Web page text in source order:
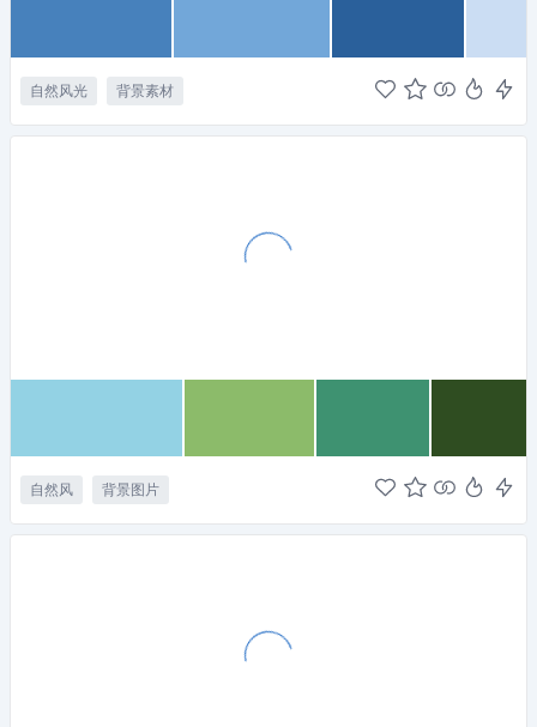
自然风光 背景素材
自然风 背景图片